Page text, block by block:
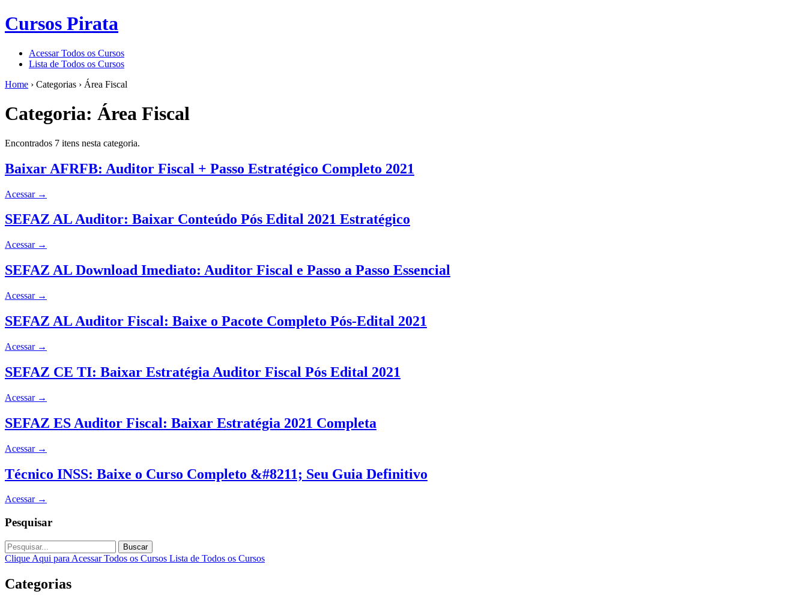
Cursos Pirata
Acessar Todos os Cursos
Lista de Todos os Cursos
Home › Categorias › Área Fiscal
Categoria: Área Fiscal
Encontrados 7 itens nesta categoria.
Baixar AFRFB: Auditor Fiscal + Passo Estratégico Completo 2021
Acessar →
SEFAZ AL Auditor: Baixar Conteúdo Pós Edital 2021 Estratégico
Acessar →
SEFAZ AL Download Imediato: Auditor Fiscal e Passo a Passo Essencial
Acessar →
SEFAZ AL Auditor Fiscal: Baixe o Pacote Completo Pós-Edital 2021
Acessar →
SEFAZ CE TI: Baixar Estratégia Auditor Fiscal Pós Edital 2021
Acessar →
SEFAZ ES Auditor Fiscal: Baixar Estratégia 2021 Completa
Acessar →
Técnico INSS: Baixe o Curso Completo &#8211; Seu Guia Definitivo
Acessar →
Pesquisar
Buscar
Clique Aqui para Acessar Todos os Cursos Lista de Todos os Cursos
Categorias